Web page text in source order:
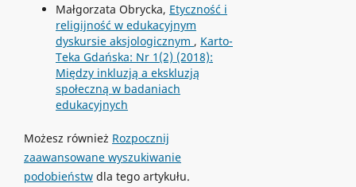
Małgorzata Obrycka, Etyczność i
religijność w edukacyjnym
dyskursie aksjologicznym , Karto-
Teka Gdańska: Nr 1(2) (2018):
Między inkluzją a ekskluzją
społeczną w badaniach
edukacyjnych
Możesz również Rozpocznij
zaawansowane wyszukiwanie
podobieństwdla tego artykułu.